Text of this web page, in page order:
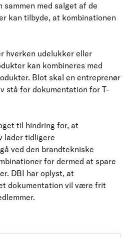
sammen med salget af de
kan tilbyde, at kombinationen
hverken udelukker eller
kan kombineres med
Blot skal en entreprenør
stå for dokumentation for T-
til hindring for, at
lader tidligere
ved den brandtekniske
for dermed at spare
DBI har oplyst, at
dokumentation vil være frit